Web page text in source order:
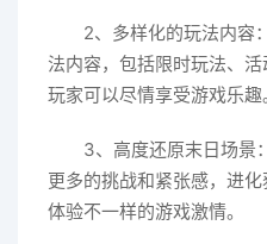
2、多样化的玩法内容
法内容，包括限时玩法、
玩家可以尽情享受游戏乐趣
3、高度还原末日场景
更多的挑战和紧张感，进
体验不一样的游戏激情。